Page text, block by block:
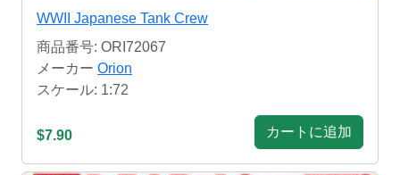
WWII Japanese Tank Crew
商品番号: ORI72067
メーカー Orion
スケール: 1:72
$7.90 カートに追加